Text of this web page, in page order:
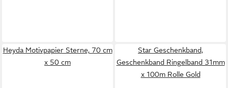
Heyda Motivpapier Sterne, 70 cm
x 50 cm
Star Geschenkband,
Geschenkband Ringelband 31mm
x 100m Rolle Gold